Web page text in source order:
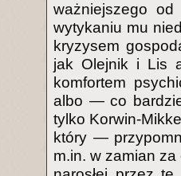
ważniejszego
wytykaniu mu
kryzysem
jak Olejnik i Lis
komfortem
albo — co
tylko Korwin-
który —
m.in. w zamian